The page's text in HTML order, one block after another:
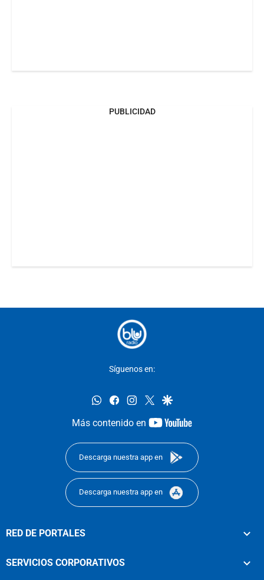
PUBLICIDAD
Síguenos en:
whatsappfacebookinstagram
twittergoogle
Más contenido en
youtube-
Descarga nuestra app en
Descarga nuestra app en
RED DE PORTALES
SERVICIOS CORPORATIVOS